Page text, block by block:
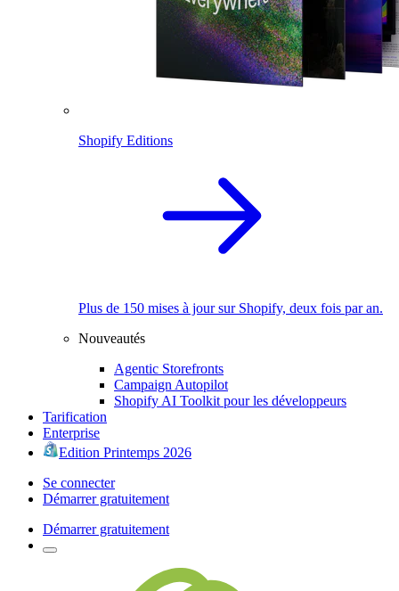
Shopify Editions
Plus de 150 mises à jour sur Shopify, deux fois par an.
Nouveautés
Agentic Storefronts
Campaign Autopilot
Shopify AI Toolkit pour les développeurs
Tarification
Enterprise
Edition Printemps 2026
Se connecter
Démarrer gratuitement
Démarrer gratuitement